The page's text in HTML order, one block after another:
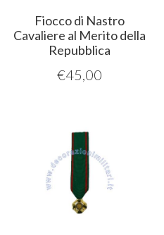
Fiocco di Nastro
Cavaliere al Merito della
Repubblica
€45,00